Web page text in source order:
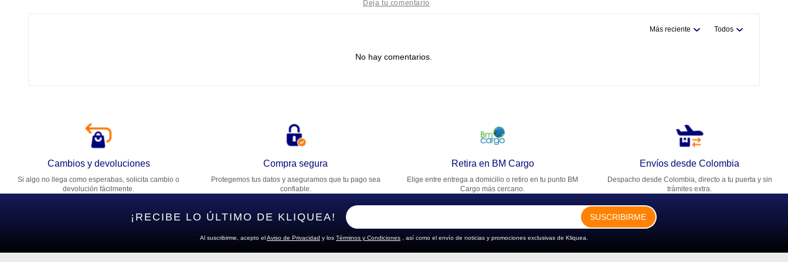
Dirección de email
Escribe un comentario
Más reciente Todos
No hay comentarios.
Cambios y devoluciones
Si algo no llega como esperabas, solicita cambio o
devolución fácilmente.
Compra segura
Protegemos tus datos y aseguramos que tu pago sea
confiable.
Retira en BM Cargo
Elige entre entrega a domicilio o retiro en tu punto BM
Cargo más cercano.
Envíos desde Colombia
Despacho desde Colombia, directo a tu puerta y sin
trámites extra.
¡RECIBE LO ÚLTIMO DE KLIQUEA! SUSCRIBIRME
Al suscribirme, acepto elAviso de Privacidad y los Términos y Condiciones , así como el envío de noticias y promociones exclusivas de Kliquea.